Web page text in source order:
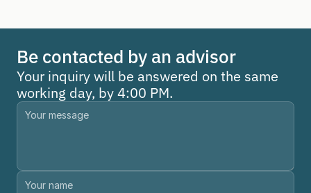
Be contacted by an advisor
Your inquiry will be answered on the same
working day, by 4:00 PM.